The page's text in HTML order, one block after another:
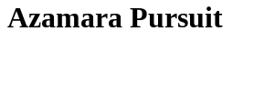
Azamara Pursuit